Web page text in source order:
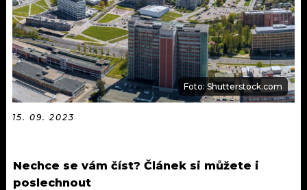
KULTURA
MIX
OSTATNÍ Foto: Shutterstock.com
15. 09. 2023
Nechce se vám číst? Článek si můžete i
poslechnout